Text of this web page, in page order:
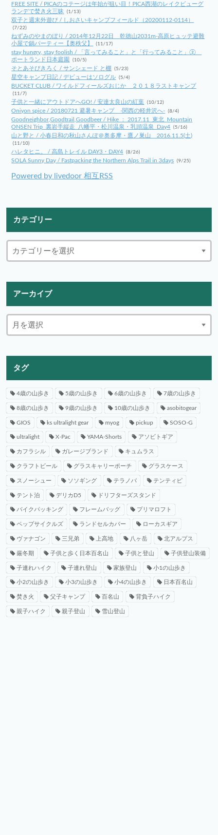
FREE SITE / PICAのコテージは年始が狙い目！PICA西湖のレイクビューグ
ランデで焚き火三昧
(1/13)
双子と週末外遊び / しおさいキャンプフィールド（20200112-0114）
(7/22)
ねずみのやまのぼり / 2014年12月22日 乾徳山2031m-高原ヒュッテ避難
小屋で鍋パーティー【奥秩父】
(11/17)
stay hungry, stay foolish / 「言ってみること」と「行ってみること」②
ポートランド日本庭園
(10/5)
そとあそびきろく / サンシェード と棚 (5/23)
星空キャンプ日記 / デビューはソログル (5/4)
BUCKET CLUB / ワイルドフィールズおじか ２０１８ラストキャンプ
(11/7)
子供と一緒にアウトドアへGO! / 安達太良山の紅葉 (10/12)
Oniyon spice / 20180721 避暑キャンプ -関西の軽井沢へ- (8/4)
Goodneighbor,Goodtrail,Goodbeer / Hike ： 2017.11_東北_Mountain
ONSEN Trip_裏岩手縦走_八幡平・松川温泉・乳頭温泉_Day4 (5/16)
山と野と / 小春日和の秋山さんぽ＠奥多摩・鷹ノ巣山 2016.11.5(土)
(11/10)
ハレタヒニ。 / 高島トレイル DAY3・DAY4 (8/26)
SOLA Sunny Day / Fastpacking the Northern Alps Trail in 3days (9/25)
Powered by livedoor 相互RSS
カテゴリー
アーカイブ
タグ
4歳の山歩き 5歳の山歩き 6歳の山歩き 7歳の山歩き
8歳の山歩き 9歳の山歩き 10歳の山歩き asobitogear
GIOS ks ultralight gear myog pickup SOSO-G
ultralight X-Pac YAMA-Shorts アソビトギア
カフラシル ガレージブランド キュムラス
クラフトビール グラスキャリーポーチ グラスケース
スノーシュー ソソギング テラノバ テンティピ
テント泊 デリカD5 ドリフターズスタンド
バイクパッキング フレームバッグ プリマロフト
ペップサイクルズ ランドセルカバー ローカスギア
ヴァナゴン 三兄弟 上高地 八ヶ岳 北アルプス
厳冬期 子供と歩く日本百名山 子供と登山 子供登山装備
子連れハイク 子連れ登山 家族登山 小1の山歩き
小2の山歩き 小3の山歩き 小4の山歩き 日本百名山
焚き火 父子キャンプ 百名山 背負子ハイク
親子ハイク 親子登山 雪山登山